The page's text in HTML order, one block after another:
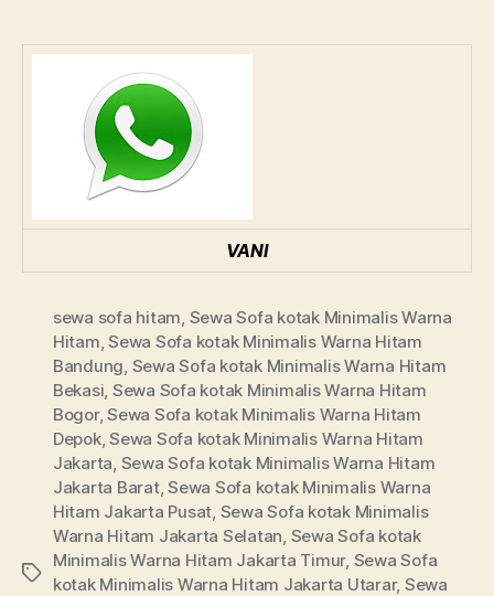
VANI
Tags
sewa sofa hitam Sewa Sofa kotak Minimalis Warna
Hitam ,Sewa Sofa kotak Minimalis Warna Hitam
Bandung Sewa Sofa kotak Minimalis Warna Hitam
Bekasi Sewa Sofa kotak Minimalis Warna Hitam
Bogor,Sewa Sofa kotak Minimalis Warna Hitam
Depok,Sewa Sofa kotak Minimalis Warna Hitam
Jakarta Sewa Sofa kotak Minimalis Warna Hitam
Jakarta Barat,Sewa Sofa kotak Minimalis Warna
Hitam Jakarta Pusat Sewa Sofa kotak Minimalis
Warna Hitam Jakarta Selatan Sewa Sofa kotak
Minimalis Warna Hitam Jakarta Timur, Sewa Sofa
kotak Minimalis Warna Hitam Jakarta Utarar, Sewa